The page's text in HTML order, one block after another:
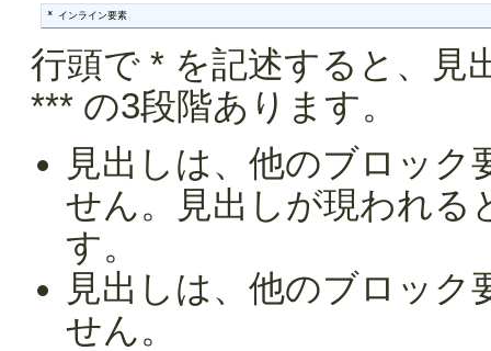
* インライン要素
行頭で * を記述すると、見
*** の3段階あります。
見出しは、他のブロッ
せん。見出しが現われる
す。
見出しは、他のブロッ
せん。